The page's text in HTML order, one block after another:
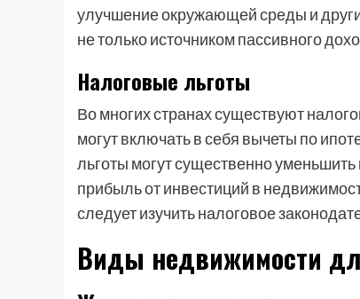
улучшение окружающей среды и
не только источником пассивного
Налоговые льготы
Во многих странах существуют
могут включать в себя вычеты по
льготы могут существенно
прибыль от инвестиций в
следует изучить налоговое
Виды недвижимости